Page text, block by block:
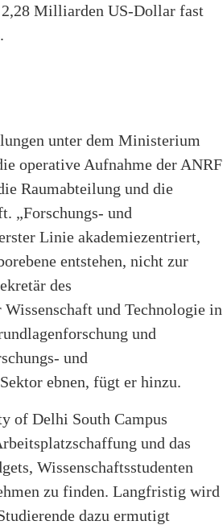
Milliarden US-Dollar fast
unter dem Ministerium
operative Aufnahme der ANRF
Raumabteilung und die
„Forschungs- und
Linie akademiezentriert,
entstehen, nicht zur
des
und Technologie in
und
und
ebnen, fügt er hinzu.
of Delhi South Campus
und das
Wissenschaftsstudenten
zu finden. Langfristig wird
dazu ermutigt